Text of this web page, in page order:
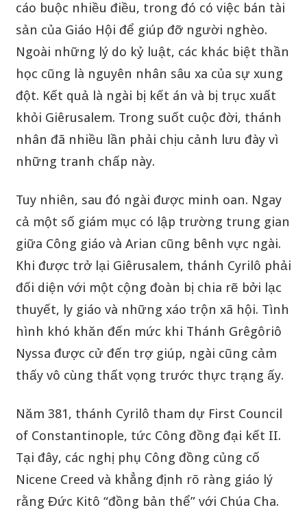
cáo buộc nhiều điều, trong đó có việc bán tài
sản của Giáo Hội để giúp đỡ người nghèo.
Ngoài những lý do kỷ luật, các khác biệt thần
học cũng là nguyên nhân sâu xa của sự xung
đột. Kết quả là ngài bị kết án và bị trục xuất
khỏi Giêrusalem. Trong suốt cuộc đời, thánh
nhân đã nhiều lần phải chịu cảnh lưu đày vì
những tranh chấp này.
Tuy nhiên, sau đó ngài được minh oan. Ngay
cả một số giám mục có lập trường trung gian
giữa Công giáo và Arian cũng bênh vực ngài.
Khi được trở lại Giêrusalem, thánh Cyrilô phải
đối diện với một cộng đoàn bị chia rẽ bởi lạc
thuyết, ly giáo và những xáo trộn xã hội. Tình
hình khó khăn đến mức khi Thánh Grêgôriô
Nyssa được cử đến trợ giúp, ngài cũng cảm
thấy vô cùng thất vọng trước thực trạng ấy.
Năm 381, thánh Cyrilô tham dự First Council
of Constantinople, tức Công đồng đại kết II.
Tại đây, các nghị phụ Công đồng củng cố
Nicene Creed và khẳng định rõ ràng giáo lý
rằng Đức Kitô “đồng bản thể” với Chúa Cha.